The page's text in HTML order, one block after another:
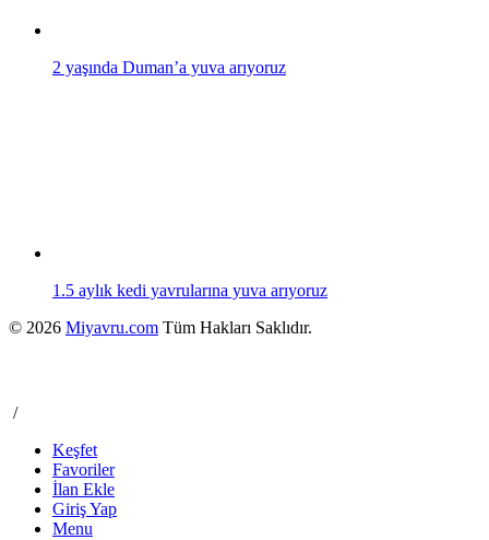
2 yaşında Duman’a yuva arıyoruz
1.5 aylık kedi yavrularına yuva arıyoruz
© 2026 Miyavru.com Tüm Hakları Saklıdır.
/
Keşfet
Favoriler
İlan Ekle
Giriş Yap
Menu